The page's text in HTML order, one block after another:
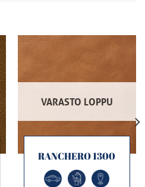
VARASTO LOPPU
RANCHERO 1300